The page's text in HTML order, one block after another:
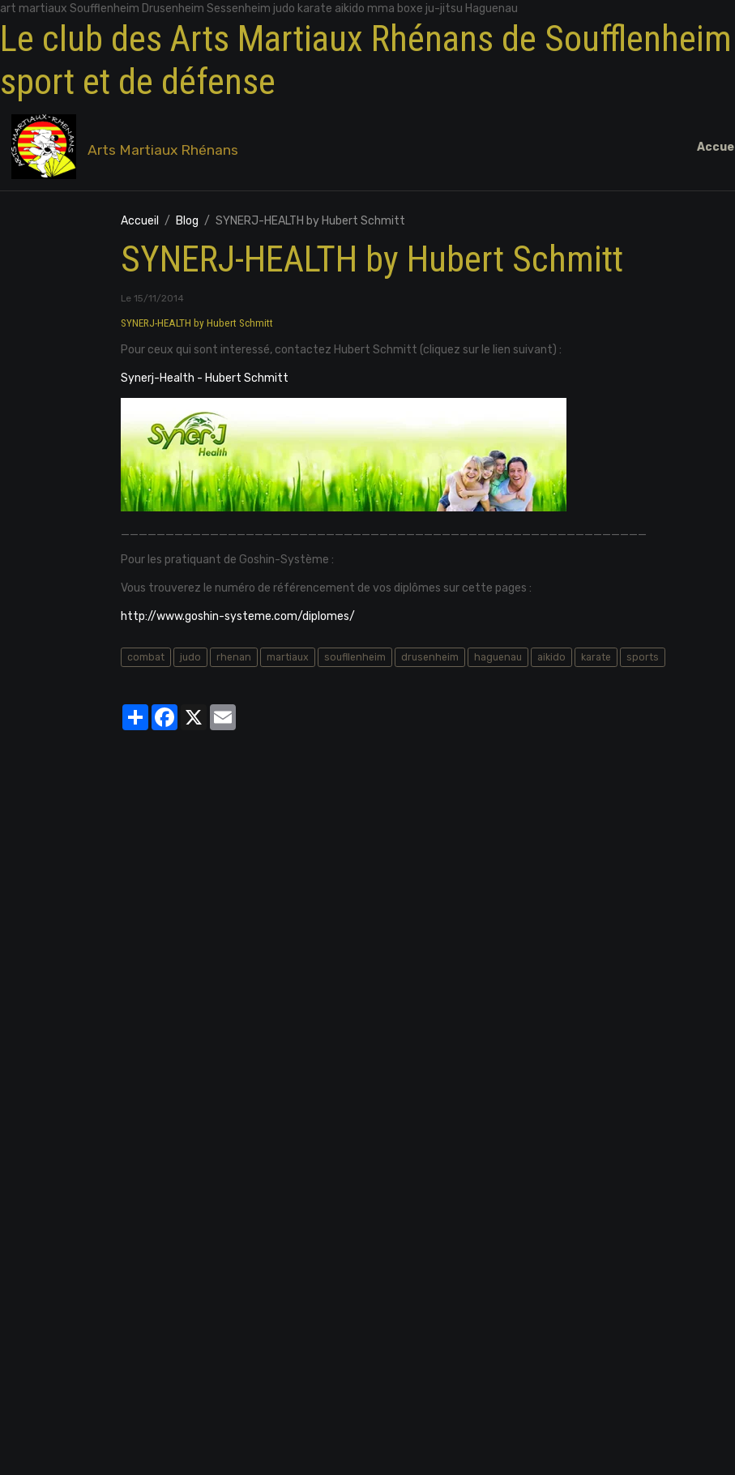
art martiaux Soufflenheim Drusenheim Sessenheim judo karate aikido mma boxe ju-jitsu Haguenau
Le club des Arts Martiaux Rhénans de
sport et de défense
Arts Martiaux Rhénans
Accueil Blog SYNERJ-HEALTH by Hubert Schmitt
SYNERJ-HEALTH by Hubert Schmitt
Le 15/11/2014
SYNERJ-HEALTH by Hubert Schmitt
Pour ceux qui sont interessé, contactez Hubert Schmitt (cliquez sur le lien suivant) :
Synerj-Health - Hubert Schmitt
___________________________________________________________
Pour les pratiquant de Goshin-Système :
Vous trouverez le numéro de référencement de vos diplômes sur cette pages :
http://www.goshin-systeme.com/diplomes/
combat judo rhenan martiaux soufllenheim drusenheim haguenau aikido karate sports
PartagerFacebook
X